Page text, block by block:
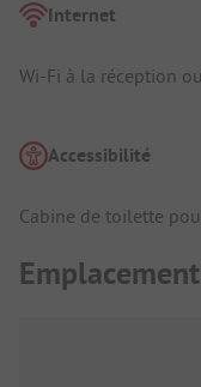
Internet
Wi-Fi à la réception
Accessibilité
Cabine de toilette
Emplacement